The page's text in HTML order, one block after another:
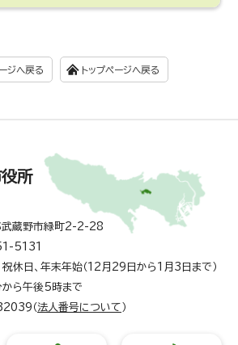
ジへ戻る トップページへ戻る
所
蔵野市緑町2-2-28
5131
祝休日、年末年始（12月29日から1月3日まで）
ら午後5時まで
（ 法人番号について ）